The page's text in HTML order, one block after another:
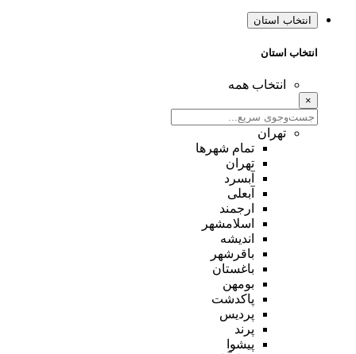
انتخاب استان
انتخاب استان
انتخاب همه
×
تهران
تمام شهر‌ها
تهران
آبسرد
آبعلی
ارجمند
اسلامشهر
اندیشه
باقرشهر
باغستان
بومهن
پاکدشت
پردیس
پرند
پیشوا